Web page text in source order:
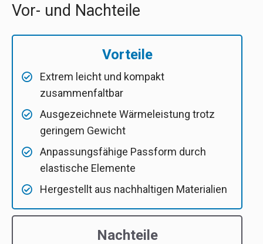
Vor- und Nachteile
Vorteile
Extrem leicht und kompakt
zusammenfaltbar
Ausgezeichnete Wärmeleistung trotz
geringem Gewicht
Anpassungsfähige Passform durch
elastische Elemente
Hergestellt aus nachhaltigen Materialien
Nachteile